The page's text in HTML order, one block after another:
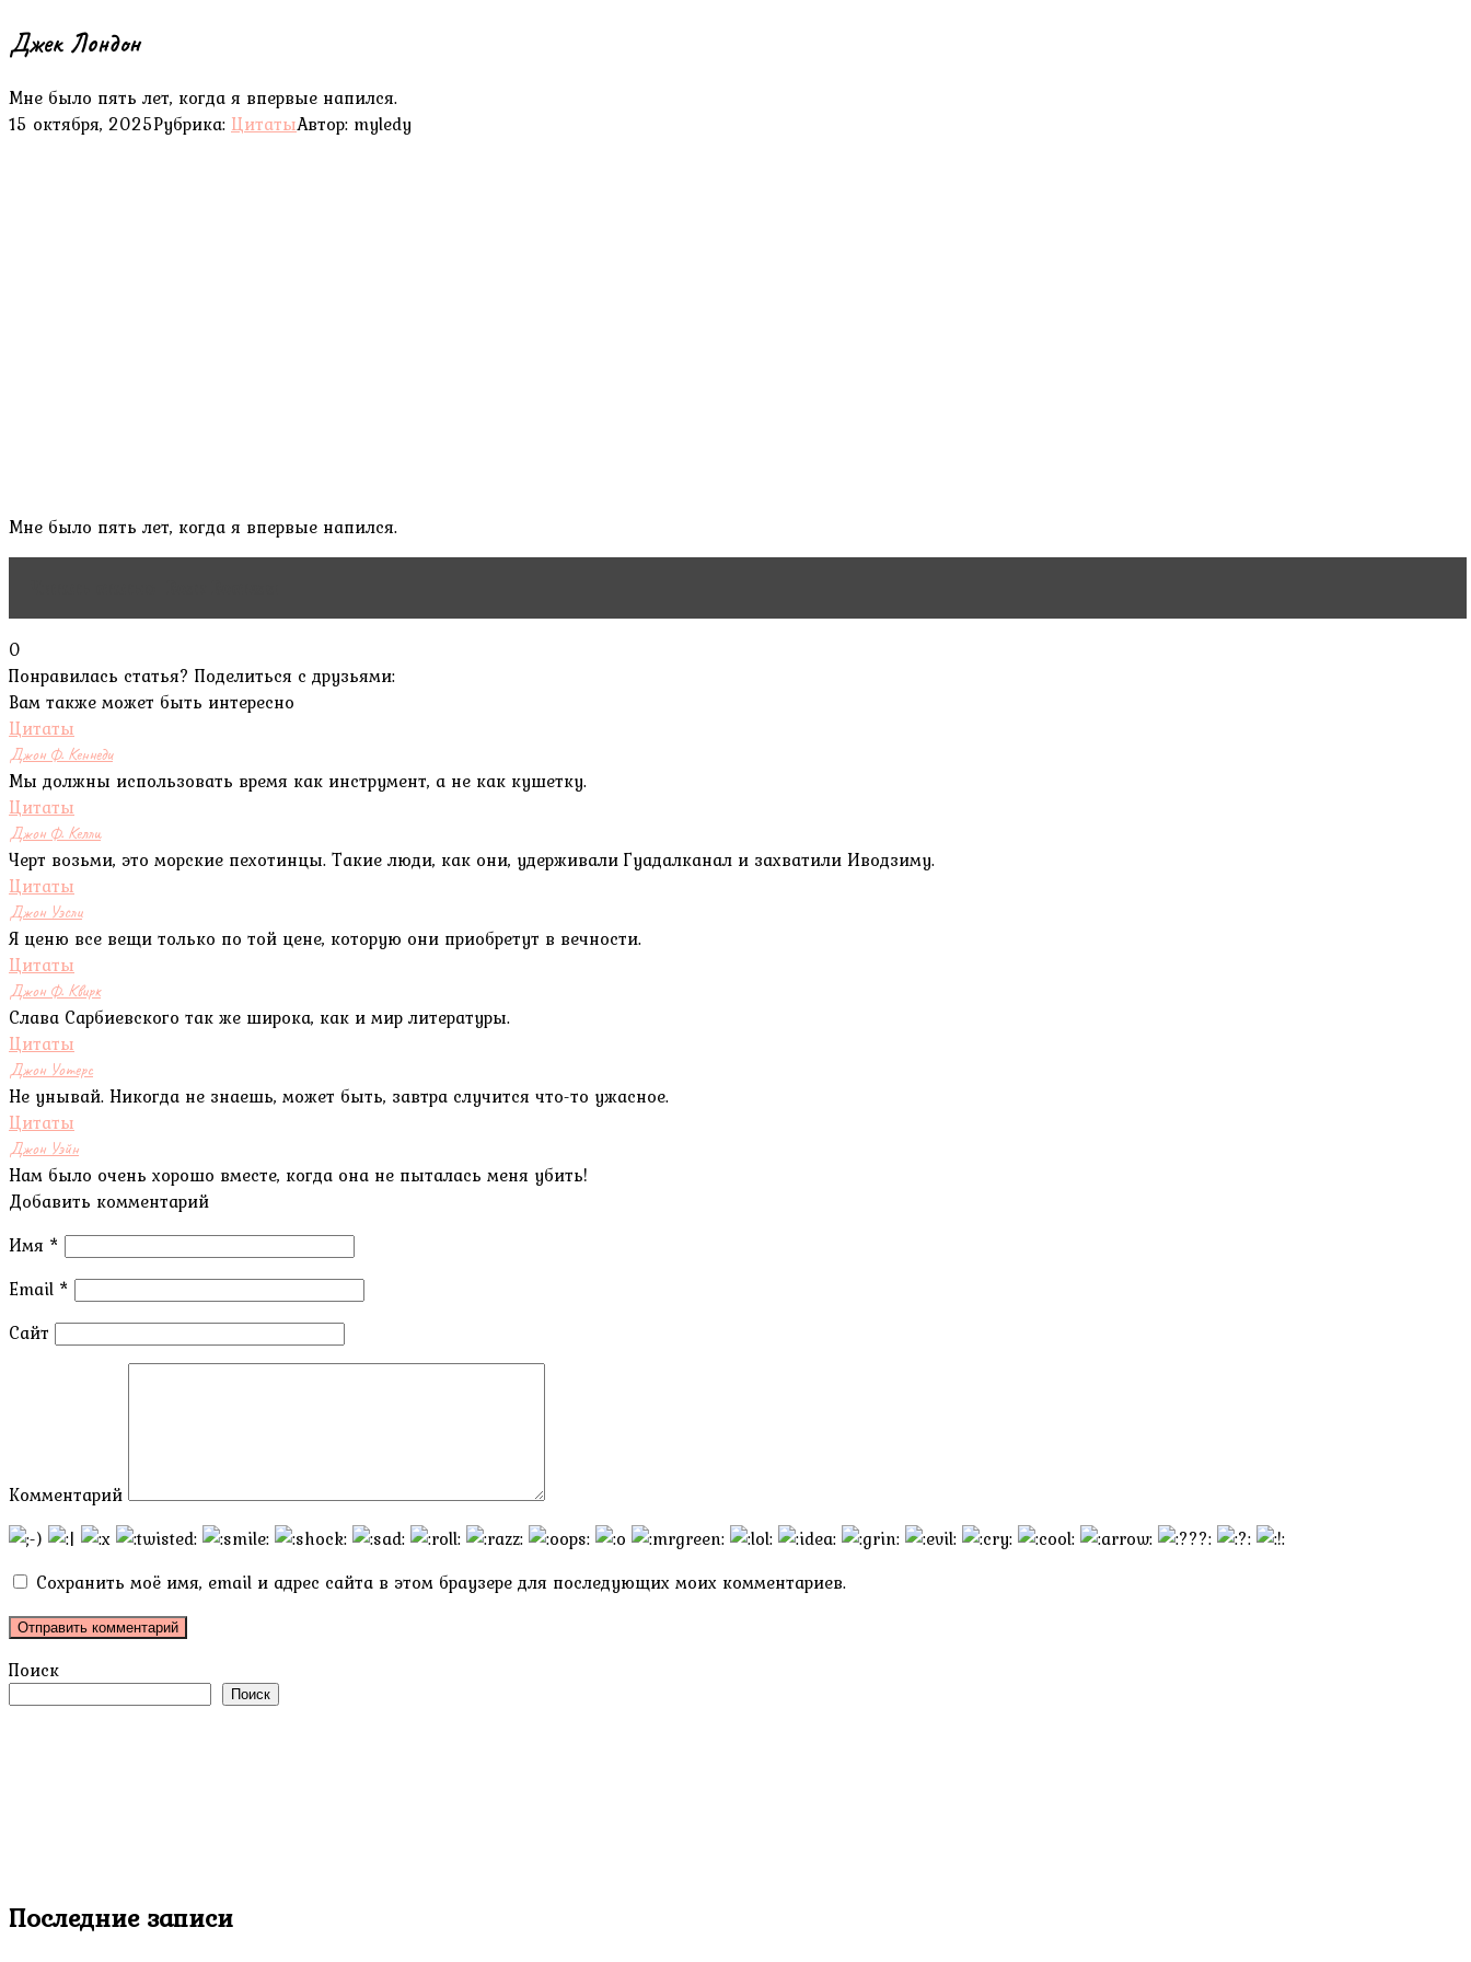
Джек Лондон
Мне было пять лет, когда я впервые напился.
15 октября, 2025Рубрика: ЦитатыАвтор: myledy
Мне было пять лет, когда я впервые напился.
0
Понравилась статья? Поделиться с друзьями:
Вам также может быть интересно
Цитаты
Джон Ф. Кеннеди
Мы должны использовать время как инструмент, а не как кушетку.
Цитаты
Джон Ф. Келли
Черт возьми, это морские пехотинцы. Такие люди, как они, удерживали Гуадалканал и захватили Иводзиму.
Цитаты
Джон Уэсли
Я ценю все вещи только по той цене, которую они приобретут в вечности.
Цитаты
Джон Ф. Квирк
Слава Сарбиевского так же широка, как и мир литературы.
Цитаты
Джон Уотерс
Не унывай. Никогда не знаешь, может быть, завтра случится что-то ужасное.
Цитаты
Джон Уэйн
Нам было очень хорошо вместе, когда она не пыталась меня убить!
Добавить комментарий
Имя *
Email *
Сайт
Комментарий
Сохранить моё имя, email и адрес сайта в этом браузере для последующих моих комментариев.
Поиск
Поиск
Последние записи